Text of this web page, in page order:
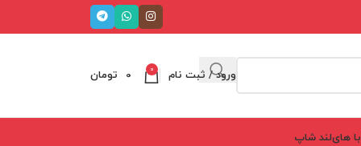
ورود / ثبت نام 0
0 تومان
های‌لند شاپ